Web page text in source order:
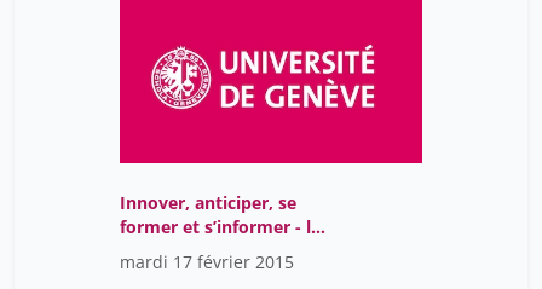
Innover, anticiper, se
former et s’informer - la
veille professionnelle
aujourd’hui
mardi 17 février 2015